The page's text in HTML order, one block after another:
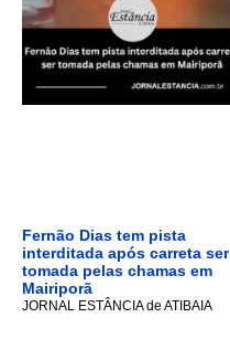
Fernão Dias tem pista
interditada após carreta ser
tomada pelas chamas em
Mairiporã
JORNAL ESTÂNCIA de ATIBAIA